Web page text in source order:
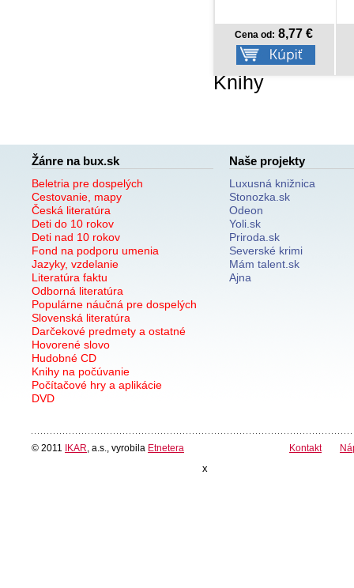
Cena od: 9,68 €
Knihy
Žánre na bux.sk
Beletria pre dospelých
Cestovanie, mapy
Česká literatúra
Deti do 10 rokov
Deti nad 10 rokov
Fond na podporu umenia
Jazyky, vzdelanie
Literatúra faktu
Odborná literatúra
Populárne náučná pre dospelých
Slovenská literatúra
Darčekové predmety a ostatné
Hovorené slovo
Hudobné CD
Knihy na počúvanie
Počítačové hry a aplikácie
DVD
Naše projekty
Luxusná knižnica
Stonozka.sk
Odeon
Yoli.sk
Priroda.sk
Severské krimi
Mám talent.sk
Ajna
© 2011 IKAR , a.s., vyrobila Etnetera Kontakt
x